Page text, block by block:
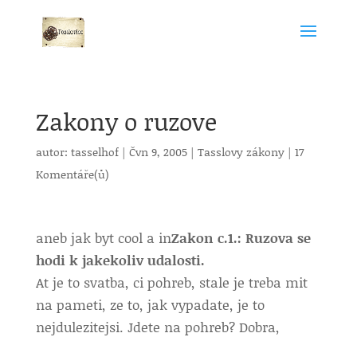
Zakony o ruzove
autor: tasselhof| Čvn 9, 2005| Tasslovy zákony| 17
Komentáře(ů)
aneb jak byt cool a inZakon c.1.: Ruzova se
hodi k jakekoliv udalosti.
At je to svatba, ci pohreb, stale je treba mit
na pameti, ze to, jak vypadate, je to
nejdulezitejsi. Jdete na pohreb? Dobra,